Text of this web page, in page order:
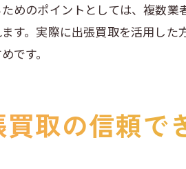
めのポイントとしては、複数
す。実際に出張買取を活用し
です。
買取の信頼で